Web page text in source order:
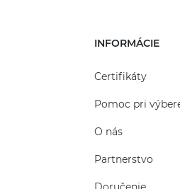
umožňuje používať tento
INFORMÁCIE
Certifikáty
Pomoc pri
O nás
Partnerstvo